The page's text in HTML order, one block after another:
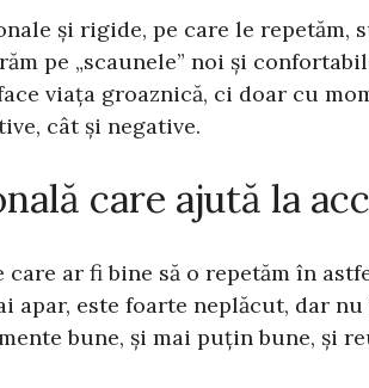
și rigide, pe care le repetăm,
pe „scaunele” noi și
viața groaznică, ci doar cu
cât și negative.
care ajută la
care ar fi bine să o repetăm în
apar, este foarte neplăcut, dar
bune, și mai puțin bune, și